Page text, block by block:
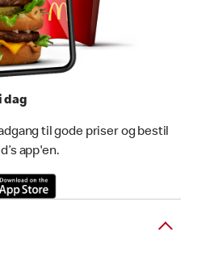
dag
til gode priser og bestil
app'en.